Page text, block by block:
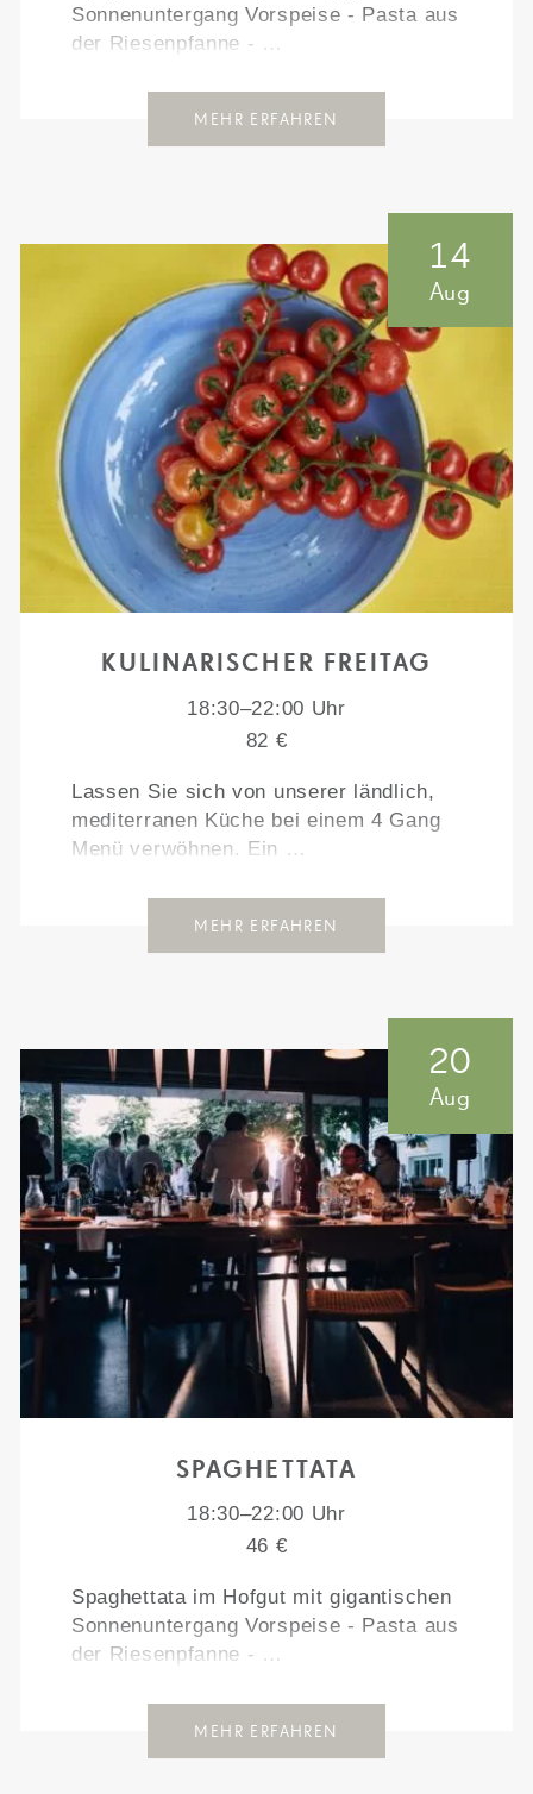
Sonnenuntergang Vorspeise - Pasta aus
der Riesenpfanne - …
MEHR ERFAHREN
14
Aug
KULINARISCHER FREITAG
18:30–22:00 Uhr
82 €
Lassen Sie sich von unserer ländlich,
mediterranen Küche bei einem 4 Gang
Menü verwöhnen. Ein …
MEHR ERFAHREN
20
Aug
SPAGHETTATA
18:30–22:00 Uhr
46 €
Spaghettata im Hofgut mit gigantischen
Sonnenuntergang Vorspeise - Pasta aus
der Riesenpfanne - …
MEHR ERFAHREN